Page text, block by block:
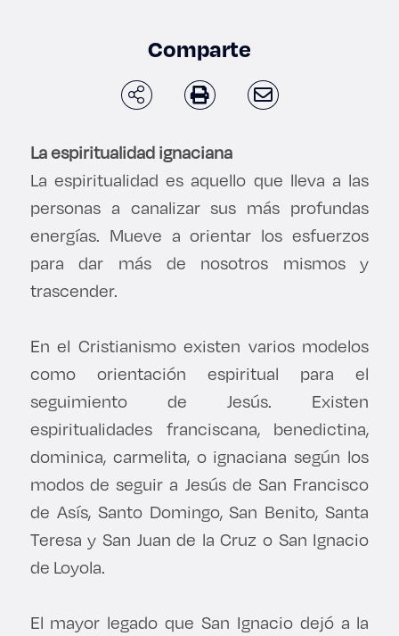
Lo más buscado
Carreras
Derecho
Prepa ITESO
Becas
Sustentabilidad
Comparte
La espiritualidad ignaciana
La espiritualidad es aquello que lleva a las
personas a canalizar sus más profundas
energías. Mueve a orientar los esfuerzos
para dar más de nosotros mismos y
trascender.
En el Cristianismo existen varios modelos
como orientación espiritual para el
seguimiento de Jesús. Existen
espiritualidades franciscana, benedictina,
dominica, carmelita, o ignaciana según los
modos de seguir a Jesús de San Francisco
de Asís, Santo Domingo, San Benito, Santa
Teresa y San Juan de la Cruz o San Ignacio
de Loyola.
El mayor legado que San Ignacio dejó a la